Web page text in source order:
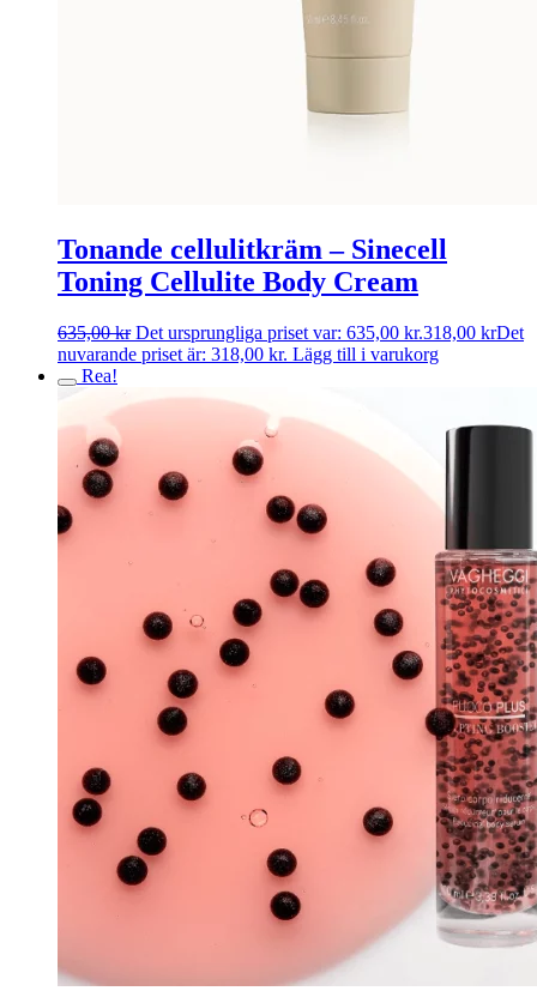
Tonande cellulitkräm – Sinecell
Toning Cellulite Body Cream
635,00kr Det ursprungliga priset var: 635,00 kr.318,00 krDet
nuvarande priset är: 318,00 kr. Lägg till i varukorg
Rea!